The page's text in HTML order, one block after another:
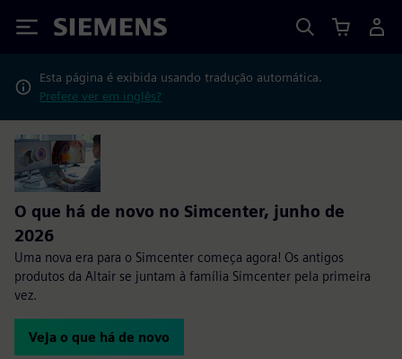
Siemens
Esta página é exibida usando tradução automática.
Prefere ver em inglês?
O que há de novo no Simcenter, junho de
2026
Uma nova era para o Simcenter começa agora! Os antigos
produtos da Altair se juntam à família Simcenter pela primeira
vez.
Veja o que há de novo